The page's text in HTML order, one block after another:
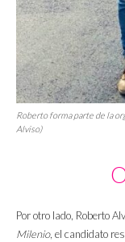
Roberto forma parte de la
Alviso)
Por otro lado, Roberto
Milenio, el candidato